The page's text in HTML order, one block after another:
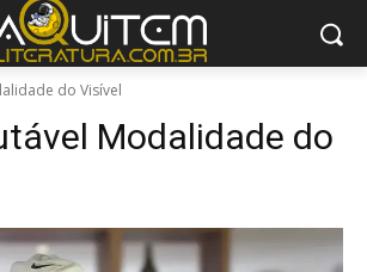
do Visível
Modalidade do